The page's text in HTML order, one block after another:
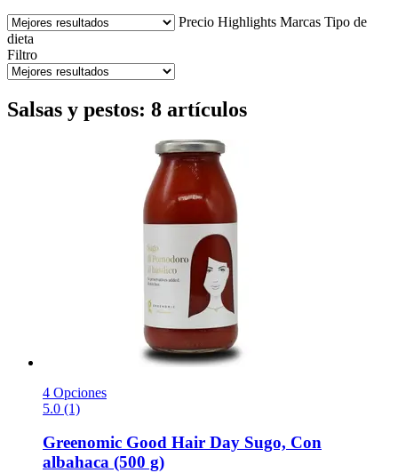
Precio Highlights Marcas Tipo de
dieta
Filtro
Salsas y pestos: 8 artículos
4 Opciones
5.0 (1)
Greenomic Good Hair Day Sugo, Con
albahaca (500 g)